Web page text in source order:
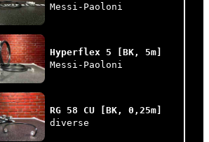
Messi-Paoloni
Hyperflex 5 [BK, 5m]
Messi-Paoloni
RG 58 CU [BK, 0,25m]
diverse